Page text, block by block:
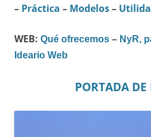
– Práctica – Modelos–
WEB: Qué ofrecemos – NyR,
Ideario Web
PORTADA DE